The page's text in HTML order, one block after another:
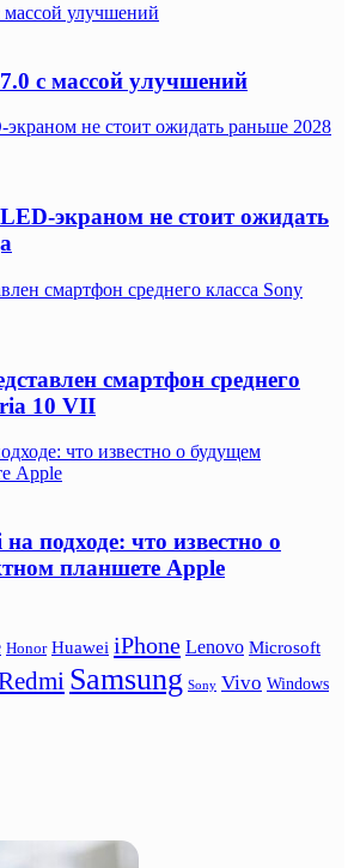
улучшений
с массой улучшений
не стоит ожидать раньше 2028
не стоит ожидать
смартфон среднего класса Sony
смартфон среднего
10 VII
что известно о будущем
Apple
подходе: что известно о
планшете Apple
Honor Huawei iPhone Lenovo Microsoft
Samsung Sony Vivo Windows